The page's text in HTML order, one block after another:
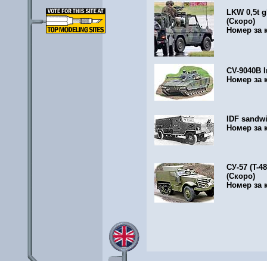
LKW 0,5t
(Скоро)
Номер за
CV-9040B
Номер за
IDF
Номер за
СУ-57 (T-
(Скоро)
Номер за